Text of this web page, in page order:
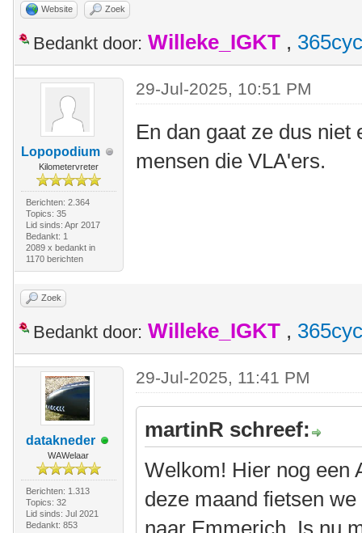
Website Zoek
Bedankt door: Willeke_IGKT ,
Lopopodium
Kilometervreter
Berichten: 2.364
Topics: 35
Lid sinds: Apr 2017
Bedankt: 1
2089 x bedankt in
1170 berichten
29-Jul-2025, 10:51 PM
En dan gaat ze dus niet
mensen die VLA'ers.
Zoek
Bedankt door: Willeke_IGKT ,
datakneder
WAWelaar
Berichten: 1.313
Topics: 32
Lid sinds: Jul 2021
Bedankt: 853
29-Jul-2025, 11:41 PM
martinR schreef:
Welkom! Hier nog een
deze maand fietsen